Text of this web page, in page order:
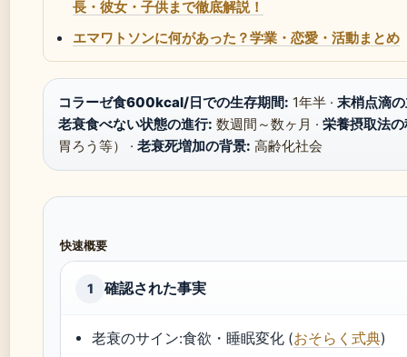
長・彼女・子供まで徹底解説！
エマワトソンに何があった？学業・恋愛・活動まとめ
コラーゼ食600kcal/日での生存期間: 1年半 · 末梢点滴
老衰食べない状態の進行: 数週間～数ヶ月 · 栄養摂取法
胃ろう等） · 老衰死増加の背景: 高齢化社会
快速概要
1 確認された事実
老衰のサイン:食欲・睡眠変化 (おそらく式典)